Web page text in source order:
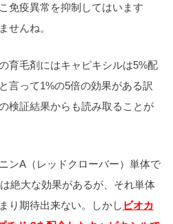
免疫異常を抑制してはいます
せんね。
育毛剤にはキャピキシルは5%配
言って1%の5倍の効果がある訳
検証結果からも読み取ることが
ンA（レッドクローバー）単体で
絶大な効果があるが、それ単体
り期待出来ない。しかし ビオカ